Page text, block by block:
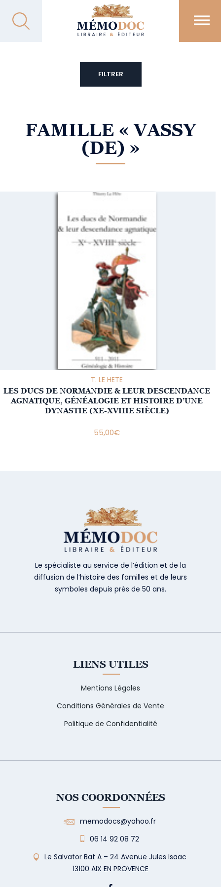
FAMILLE « VASSY
(DE) »
T. LE HETE
LES DUCS DE NORMANDIE & LEUR DESCENDANCE
AGNATIQUE, GÉNÉALOGIE ET HISTOIRE D’UNE
DYNASTIE (XE-XVIIIE SIÈCLE)
55,00€
FILTRER
Le spécialiste au service de l’édition et de la
diffusion de l’histoire des familles et de leurs
symboles depuis près de 50 ans.
LIENS UTILES
Mentions Légales
Conditions Générales de Vente
Politique de Confidentialité
NOS COORDONNÉES
memodocs@yahoo.fr
06 14 92 08 72
Le Salvator Bat A – 24 Avenue Jules Isaac
13100 AIX EN PROVENCE